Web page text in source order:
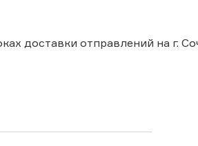
доставки отправлений на г.